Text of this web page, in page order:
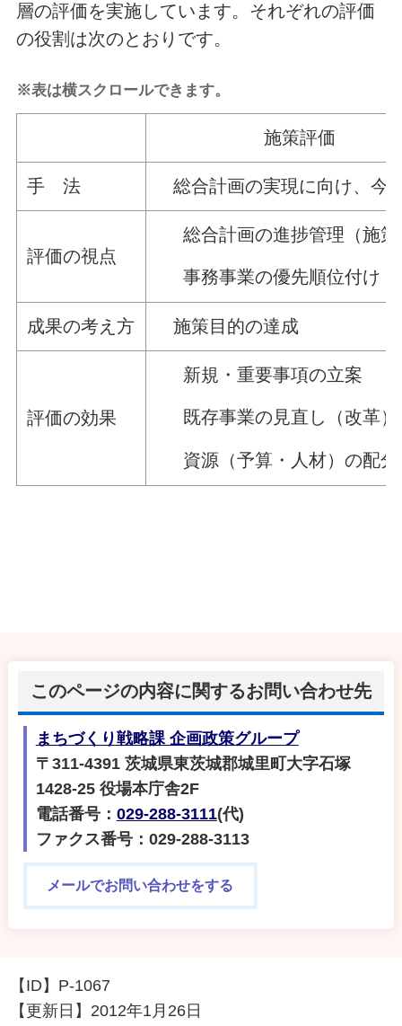
層の評価を実施しています。それぞれの評価
の役割は次のとおりです。
※表は横スクロールできます。
施策評価
手 法 総合計画の実現に向け、今
評価の視点
総合計画の進捗管理（施
事務事業の優先順位付け
成果の考え方 施策目的の達成
評価の効果
新規・重要事項の立案
既存事業の見直し（改革）
資源（予算・人材）の配分
このページの内容に関するお問い合わせ先
まちづくり戦略課 企画政策グループ
〒311-4391 茨城県東茨城郡城里町大字石塚
1428-25 役場本庁舎2F
電話番号： 029-288-3111(代)
ファクス番号：029-288-3113
メールでお問い合わせをする
【ID】 P-1067
【更新日】 2012年1月26日